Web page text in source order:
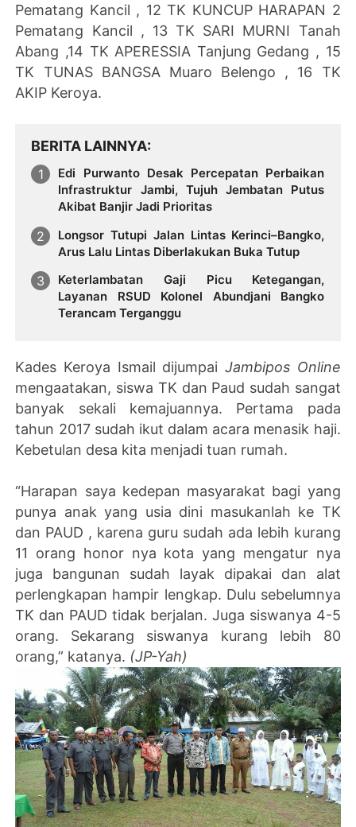
Pematang Kancil , 12 TK KUNCUP HARAPAN 2
Pematang Kancil , 13 TK SARI MURNI Tanah
Abang ,14 TK APERESSIA Tanjung Gedang , 15
TK TUNAS BANGSA Muaro Belengo , 16 TK
AKIP Keroya.
BERITA LAINNYA
Edi Purwanto Desak Percepatan Perbaikan
Infrastruktur Jambi, Tujuh Jembatan Putus
Akibat Banjir Jadi Prioritas
Longsor Tutupi Jalan Lintas Kerinci–Bangko,
Arus Lalu Lintas Diberlakukan Buka Tutup
Keterlambatan Gaji Picu Ketegangan,
Layanan RSUD Kolonel Abundjani Bangko
Terancam Terganggu
Kades Keroya Ismail dijumpai Jambipos Online
mengaatakan, siswa TK dan Paud sudah sangat
banyak sekali kemajuannya. Pertama pada
tahun 2017 sudah ikut dalam acara menasik haji.
Kebetulan desa kita menjadi tuan rumah.
“Harapan saya kedepan masyarakat bagi yang
punya anak yang usia dini masukanlah ke TK
dan PAUD , karena guru sudah ada lebih kurang
11 orang honor nya kota yang mengatur nya
juga bangunan sudah layak dipakai dan alat
perlengkapan hampir lengkap. Dulu sebelumnya
TK dan PAUD tidak berjalan. Juga siswanya 4-5
orang. Sekarang siswanya kurang lebih 80
orang,” katanya. (JP-Yah)